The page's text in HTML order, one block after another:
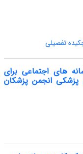
تفصیلی
های اجتماعی برای
پزشکی انجمن پزشکان